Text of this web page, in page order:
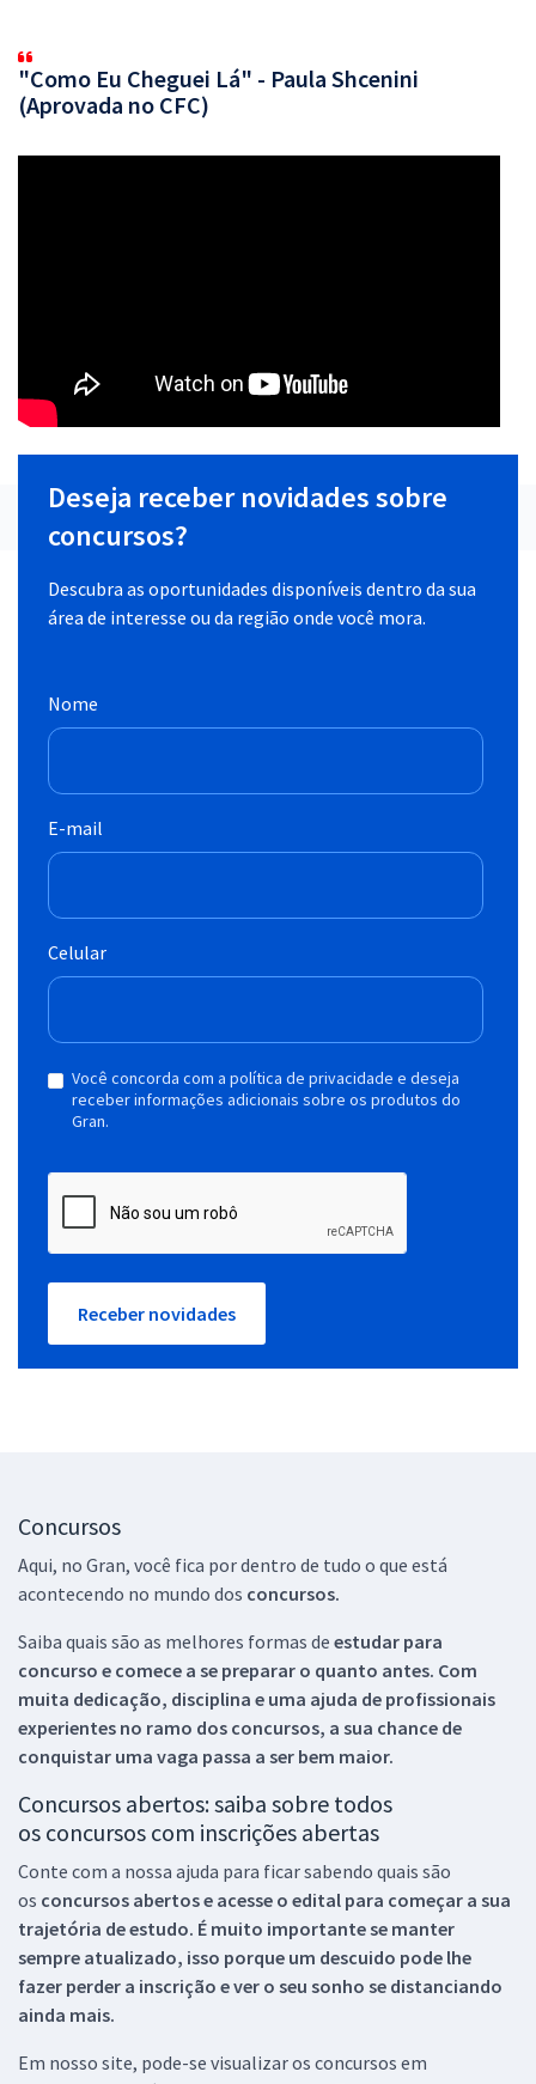
"Como Eu Cheguei Lá" - Paula Shcenini
(Aprovada no CFC)
Deseja receber novidades sobre
concursos?
Descubra as oportunidades disponíveis dentro da sua
área de interesse ou da região onde você mora.
Nome
E-mail
Celular
Você concorda com a política de privacidade e deseja
receber informações adicionais sobre os produtos do
Gran.
Receber novidades
Concursos
Aqui, no Gran, você fica por dentro de tudo o que está
acontecendo no mundo dos concursos.
Saiba quais são as melhores formas de estudar para
concurso e comece a se preparar o quanto antes. Com
muita dedicação, disciplina e uma ajuda de profissionais
experientes no ramo dos concursos, a sua chance de
conquistar uma vaga passa a ser bem maior.
Concursos abertos: saiba sobre todos
os concursos com inscrições abertas
Conte com a nossa ajuda para ficar sabendo quais são
os concursos abertos e acesse o edital para começar a sua
trajetória de estudo. É muito importante se manter
sempre atualizado, isso porque um descuido pode lhe
fazer perder a inscrição e ver o seu sonho se distanciando
ainda mais.
Em nosso site, pode-se visualizar os concursos em